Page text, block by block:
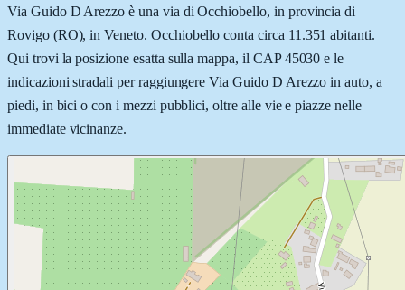
Via Guido D Arezzo è una via di Occhiobello, in provincia di
Rovigo (RO), in Veneto. Occhiobello conta circa 11.351 abitanti.
Qui trovi la posizione esatta sulla mappa, il CAP 45030 e le
indicazioni stradali per raggiungere Via Guido D Arezzo in auto, a
piedi, in bici o con i mezzi pubblici, oltre alle vie e piazze nelle
immediate vicinanze.